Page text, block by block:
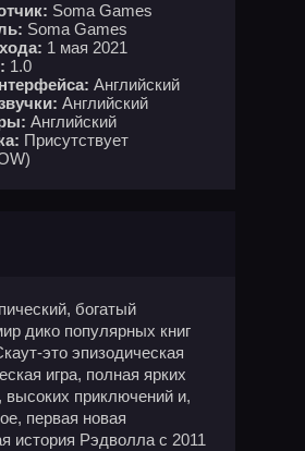
Soma Games
Soma Games
1 мая 2021
1.0
Английский
Английский
Английский
Присутствует
богатый
дико популярных книг
это эпизодическая
игра, полная ярких
высоких приключений и,
первая новая
история Рэдволла с 2011